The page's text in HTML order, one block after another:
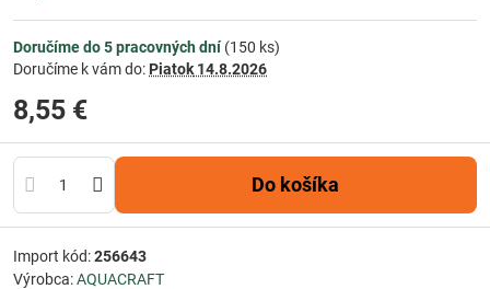
Doručíme do 5 pracovných dní(150 ks)
Doručíme k vám do: Piatok 14.8.2026
8,55 €
Do košíka
Import kód:256643
Výrobca:AQUACRAFT